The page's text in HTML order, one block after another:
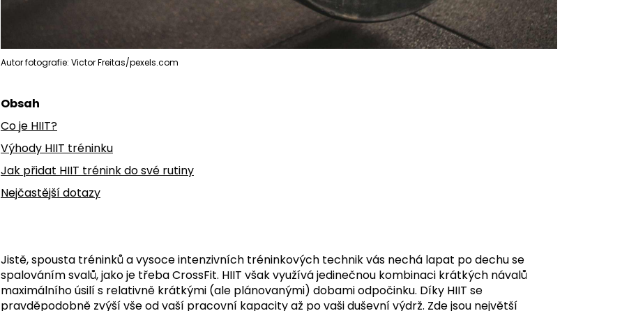
Autor fotografie: Victor Freitas/pexels.com
Obsah
Co je HIIT?
Výhody HIIT tréninku
Jak přidat HIIT trénink do své rutiny
Nejčastější dotazy
Jistě, spousta tréninků a vysoce intenzivních tréninkových technik vás nechá lapat po dechu se
spalováním svalů, jako je třeba CrossFit. HIIT však využívá jedinečnou kombinaci krátkých návalů
maximálního úsilí s relativně krátkými (ale plánovanými) dobami odpočinku. Díky HIIT se
pravděpodobně zvýší vše od vaší pracovní kapacity až po vaši duševní výdrž. Zde jsou největší